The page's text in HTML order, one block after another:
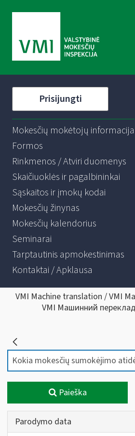
Prisijungti
Mokesčių mokėtojų informacija
Formos
Rinkmenos / Atviri duomenys
Skaičiuoklės ir pagalbininkai
Sąskaitos ir įmokų kodai
Mokesčių žinynas
Mokesčių kalendorius
Seminarai
Tarptautinis apmokestinimas
Kontaktai / Apklausa
VMI Machine translation / VMI
VMI Машинний
Paieška
Parodymo data